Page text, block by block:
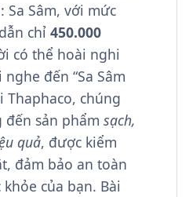
Sa Sâm, với mức
chỉ 450.000
có thể hoài nghi
đến “Sa Sâm
Thaphaco, chúng
đến sản phẩm sạch,
quả, được kiểm
đảm bảo an toàn
của bạn. Bài